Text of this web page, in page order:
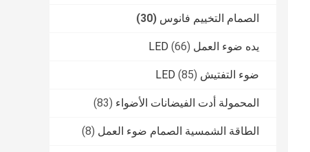
الصمام التخييم فانوس (30)
يده ضوء العمل LED (66)
ضوء التفتيش LED (85)
المحمولة أدت الفيضانات الأضواء (83)
الطاقة الشمسية الصمام ضوء العمل (8)